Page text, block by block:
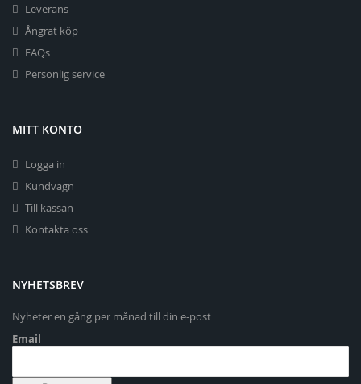
Leverans
Ångrat köp
FAQs
Personlig service
MITT KONTO
Logga in
Kundvagn
Till kassan
Kontakta oss
NYHETSBREV
Nyheter en gång per månad till din e-post
Email